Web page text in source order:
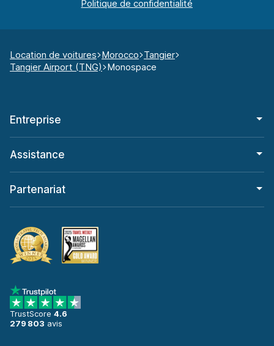
Location de voitures Morocco Tangier
Tangier Airport (TNG) Monospace
Entreprise
Assistance
Partenariat
TrustScore 4.6
279 803 avis